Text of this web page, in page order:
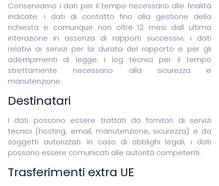
Conserviamo i dati per il tempo necessario alle finalità
indicate: i dati di contatto fino alla gestione della
richiesta e comunque non oltre 12 mesi dall ultima
interazione in assenza di rapporti successivi; i dati
relativi ai servizi per la durata del rapporto e per gli
adempimenti di legge; i log tecnici per il tempo
strettamente necessario alla sicurezza e
manutenzione.
Destinatari
I dati possono essere trattati da fornitori di servizi
tecnici (hosting, email, manutenzione, sicurezza) e da
soggetti autorizzati. In caso di obblighi legali, i dati
possono essere comunicati alle autorità competenti.
Trasferimenti extra UE